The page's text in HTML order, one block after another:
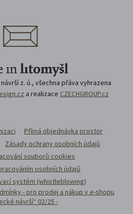
z. ú., všechna přáva vyhrazena
a realizace CZECHGROUP.cz
Přímá objednávka prostor
Zásady ochrany osobních údajů
souborů cookies
osobních údajů
systém (whistleblowing)
- pro prodej a nákup v e-shopu
návrší“ 02/25 -